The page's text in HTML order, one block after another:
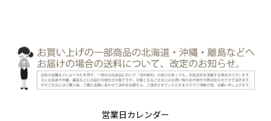
営業日カレンダー